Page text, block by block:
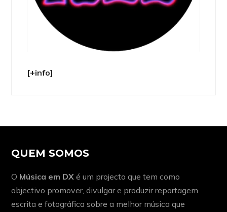
[+info]
QUEM SOMOS
O Música em DX é um projecto que tem como
objectivo promover, divulgar e produzir reportagem
escrita e fotográfica sobre a melhor música que